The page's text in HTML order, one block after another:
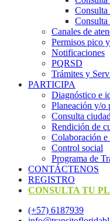
Consulta
Canales de
Permisos pico
Notificaciones
PQRSD
Trámites y
PARTICIPA
Diagnóstico e
Planeación y/o
Consulta
Rendición de
Colaboración
Control social
Programa de
CONTÁCTENOS
REGISTRO
CONSULTA TU
(+57) 6187939